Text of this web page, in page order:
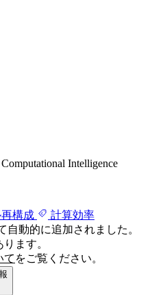
Intelligence
構成
計算効率
動的に追加されました。
ます。
て をご覧ください。